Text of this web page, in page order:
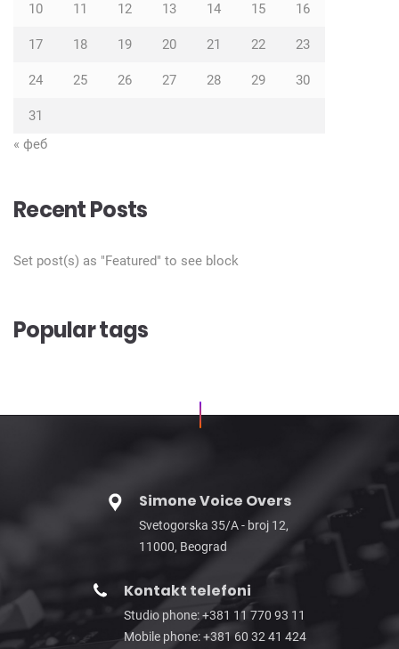
10 11 12 13 14 15 16
17 18 19 20 21 22 23
24 25 26 27 28 29 30
31
« феб
Recent Posts
Set post(s) as "Featured" to see block
Popular tags
Simone Voice Overs
Svetogorska 35/A - broj 12,
11000, Beograd
Kontakt telefoni
Studio phone: +381 11 770 93 11
Mobile phone: +381 60 32 41 424